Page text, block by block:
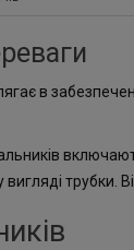
в
трубки.